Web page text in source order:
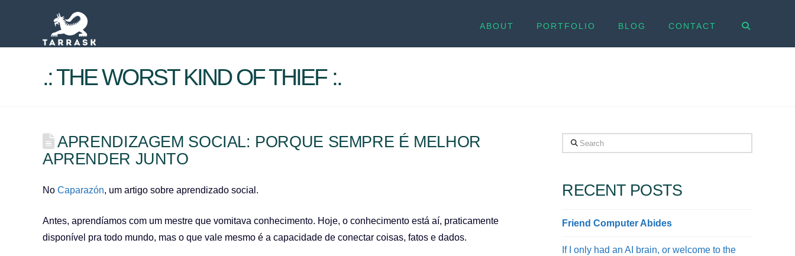
ABOUT PORTFOLIO BLOG CONTACT
.: THE WORST KIND OF THIEF :.
APRENDIZAGEM SOCIAL: PORQUE SEMPRE É MELHOR
APRENDER JUNTO
No Caparazón, um artigo sobre aprendizado social.
Antes, aprendíamos com um mestre que vomitava conhecimento. Hoje, o conhecimento está aí, praticamente
disponível pra todo mundo, mas o que vale mesmo é a capacidade de conectar coisas, fatos e dados.
Search
RECENT POSTS
Friend Computer Abides
If I only had an AI brain, or welcome to the